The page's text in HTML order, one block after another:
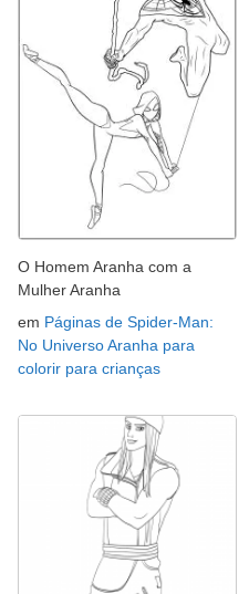
O Homem Aranha com a
Mulher Aranha
em Páginas de Spider-Man:
No Universo Aranha para
colorir para crianças